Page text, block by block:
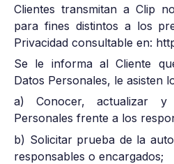
Clientes transmitan a Clip
para fines distintos a los
Privacidad consultable en:
Se le informa al Cliente
Datos Personales, le asisten
a) Conocer, actualizar y
Personales frente a los
b) Solicitar prueba de la
responsables o encargados;